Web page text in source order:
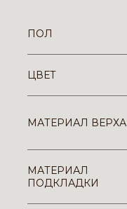
ПОЛ
ЦВЕТ
МАТЕРИАЛ ВЕРХА
МАТЕРИАЛ
ПОДКЛАДКИ